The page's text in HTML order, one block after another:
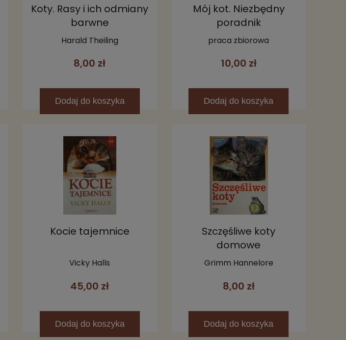
Koty. Rasy i ich odmiany
barwne
Harald Theiling
8,00 zł
Dodaj do koszyka
Mój kot. Niezbędny
poradnik
praca zbiorowa
10,00 zł
Dodaj do koszyka
Kocie tajemnice
Vicky Halls
45,00 zł
Dodaj do koszyka
Szczęśliwe koty
domowe
Grimm Hannelore
8,00 zł
Dodaj do koszyka